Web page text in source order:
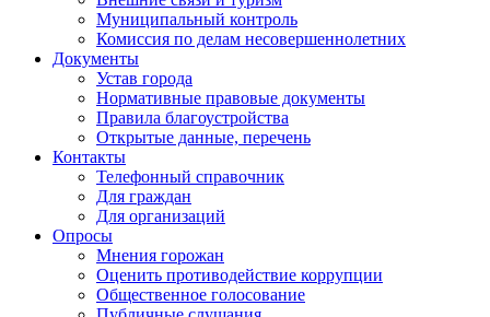
Муниципальный контроль
Комиссия по делам несовершеннолетних
Документы
Устав города
Нормативные правовые документы
Правила благоустройства
Открытые данные, перечень
Контакты
Телефонный справочник
Для граждан
Для организаций
Опросы
Мнения горожан
Оценить противодействие коррупции
Общественное голосование